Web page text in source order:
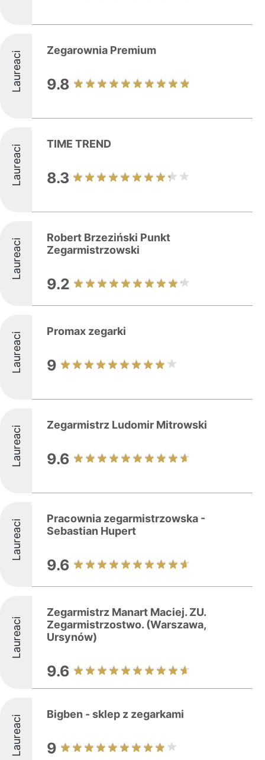
Laureaci Zegarownia Premium
9.8
Laureaci TIME TREND
8.3
Laureaci
Robert Brzeziński Punkt
Zegarmistrzowski
9.2
Laureaci Promax zegarki
9
Laureaci Zegarmistrz Ludomir Mitrowski
9.6
Laureaci
Pracownia zegarmistrzowska -
Sebastian Hupert
9.6
Laureaci
Zegarmistrz Manart Maciej. ZU.
Zegarmistrzostwo. (Warszawa,
Ursynów)
9.6
Laureaci Bigben - sklep z zegarkami
9